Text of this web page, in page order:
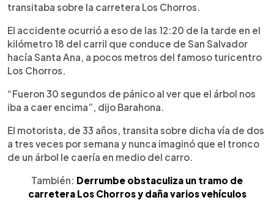
transitaba sobre la carretera Los Chorros.
El accidente ocurrió a eso de las 12:20 de la tarde en el
kilómetro 18 del carril que conduce de San Salvador
hacía Santa Ana, a pocos metros del famoso turicentro
Los Chorros.
“Fueron 30 segundos de pánico al ver que el árbol nos
iba a caer encima”, dijo Barahona.
El motorista, de 33 años, transita sobre dicha vía de dos
a tres veces por semana y nunca imaginó que el tronco
de un árbol le caería en medio del carro.
También: Derrumbe obstaculiza un tramo de
carretera Los Chorros y daña varios vehículos